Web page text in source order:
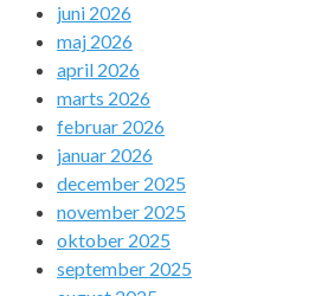
juni 2026
maj 2026
april 2026
marts 2026
februar 2026
januar 2026
december 2025
november 2025
oktober 2025
september 2025